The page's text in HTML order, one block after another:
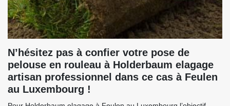
N’hésitez pas à confier votre pose de
pelouse en rouleau à Holderbaum elagage
artisan professionnel dans ce cas à Feulen
au Luxembourg !